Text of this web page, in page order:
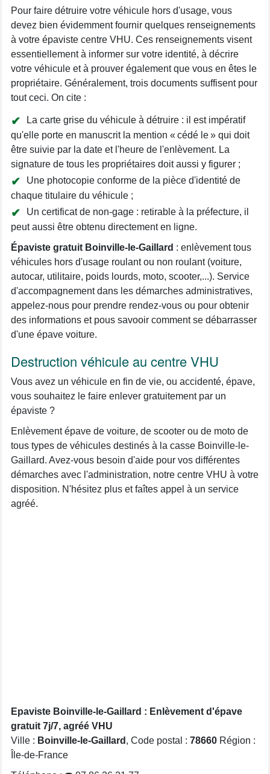
Pour faire détruire votre véhicule hors d'usage, vous
devez bien évidemment fournir quelques renseignements
à votre épaviste centre VHU. Ces renseignements visent
essentiellement à informer sur votre identité, à décrire
votre véhicule et à prouver également que vous en êtes le
propriétaire. Généralement, trois documents suffisent pour
tout ceci. On cite :
La carte grise du véhicule à détruire : il est impératif
qu'elle porte en manuscrit la mention « cédé le » qui doit
être suivie par la date et l'heure de l'enlèvement. La
signature de tous les propriétaires doit aussi y figurer ;
Une photocopie conforme de la pièce d'identité de
chaque titulaire du véhicule ;
Un certificat de non-gage : retirable à la préfecture, il
peut aussi être obtenu directement en ligne.
Épaviste gratuit Boinville-le-Gaillard : enlèvement tous
véhicules hors d'usage roulant ou non roulant (voiture,
autocar, utilitaire, poids lourds, moto, scooter,...). Service
d'accompagnement dans les démarches administratives,
appelez-nous pour prendre rendez-vous ou pour obtenir
des informations et pous savooir comment se débarrasser
d'une épave voiture.
Destruction véhicule au centre VHU
Vous avez un véhicule en fin de vie, ou accidenté, épave,
vous souhaitez le faire enlever gratuitement par un
épaviste ?
Enlèvement épave de voiture, de scooter ou de moto de
tous types de véhicules destinés à la casse Boinville-le-
Gaillard. Avez-vous besoin d'aide pour vos différentes
démarches avec l'administration, notre centre VHU à votre
disposition. N'hésitez plus et faîtes appel à un service
agréé.
Epaviste Boinville-le-Gaillard : Enlèvement d'épave
gratuit 7j/7, agréé VHU
Ville : Boinville-le-Gaillard , Code postal : 78660 Région :
Île-de-France